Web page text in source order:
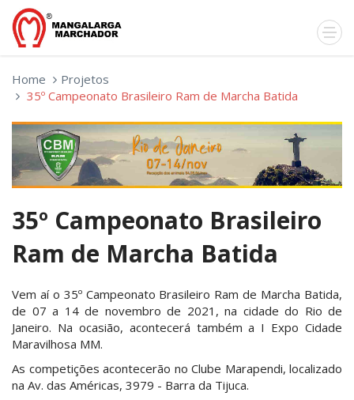
Home
Projetos
35º Campeonato Brasileiro Ram de Marcha Batida
35º Campeonato Brasileiro
Ram de Marcha Batida
Vem aí o 35º Campeonato Brasileiro Ram de Marcha Batida,
de 07 a 14 de novembro de 2021, na cidade do Rio de
Janeiro. Na ocasião, acontecerá também a I Expo Cidade
Maravilhosa MM.
As competições acontecerão no Clube Marapendi, localizado
na Av. das Américas, 3979 - Barra da Tijuca.